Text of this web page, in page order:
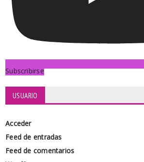
Subscribirse
USUARIO
Acceder
Feed de entradas
Feed de comentarios